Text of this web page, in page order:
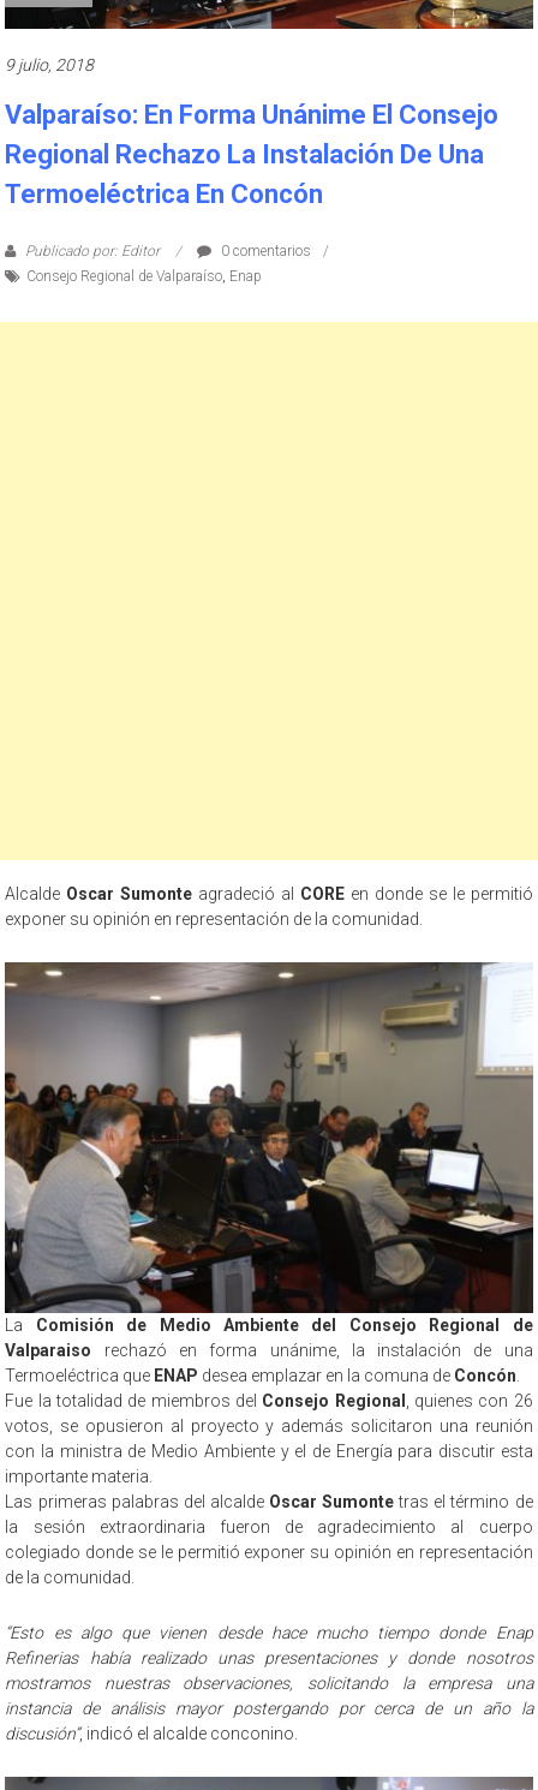
9 julio, 2018
Valparaíso: En Forma Unánime El Consejo
Regional Rechazo La Instalación De Una
Termoeléctrica En Concón
Publicado por: Editor
0 comentarios
Consejo Regional de Valparaíso Enap
Alcalde Oscar Sumonte agradeció al CORE en donde se le permitió
exponer su opinión en representación de la comunidad.
La Comisión de Medio Ambiente del Consejo Regional de
Valparaiso rechazó en forma unánime, la instalación de una
Termoeléctrica que ENAP desea emplazar en la comuna de Concón.
Fue la totalidad de miembros del Consejo Regional , quienes con 26
votos, se opusieron al proyecto y además solicitaron una reunión
con la ministra de Medio Ambiente y el de Energía para discutir esta
importante materia.
Las primeras palabras del alcalde Oscar Sumontetras el término de
la sesión extraordinaria fueron de agradecimiento al cuerpo
colegiado donde se le permitió exponer su opinión en representación
de la comunidad.
“Esto es algo que vienen desde hace mucho tiempo donde Enap
Refinerias había realizado unas presentaciones y donde nosotros
mostramos nuestras observaciones, solicitando la empresa una
instancia de análisis mayor postergando por cerca de un año la
discusión”, indicó el alcalde conconino.